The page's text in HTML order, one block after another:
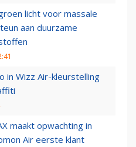
licht voor massale
aan duurzame
in Wizz Air-kleurstelling
maakt opwachting in
Air eerste klant